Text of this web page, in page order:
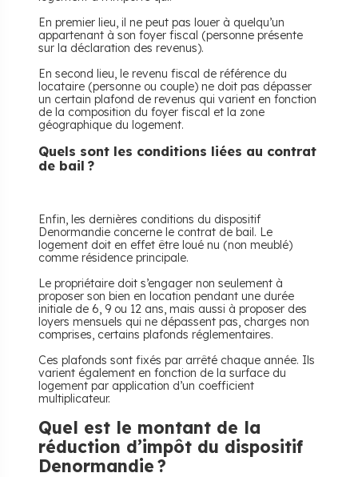
En premier lieu, il ne peut pas louer à quelqu’un
appartenant à son foyer fiscal (personne présente
sur la déclaration des revenus).
En second lieu, le revenu fiscal de référence du
locataire (personne ou couple) ne doit pas dépasser
un certain plafond de revenus qui varient en fonction
de la composition du foyer fiscal et la zone
géographique du logement.
Quels sont les conditions liées au contrat
de bail ?
Enfin, les dernières conditions du dispositif
Denormandie concerne le contrat de bail. Le
logement doit en effet être loué nu (non meublé)
comme résidence principale.
Le propriétaire doit s’engager non seulement à
proposer son bien en location pendant une durée
initiale de 6, 9 ou 12 ans, mais aussi à proposer des
loyers mensuels qui ne dépassent pas, charges non
comprises, certains plafonds réglementaires.
Ces plafonds sont fixés par arrêté chaque année. Ils
varient également en fonction de la surface du
logement par application d’un coefficient
multiplicateur.
Quel est le montant de la
réduction d’impôt du dispositif
Denormandie ?